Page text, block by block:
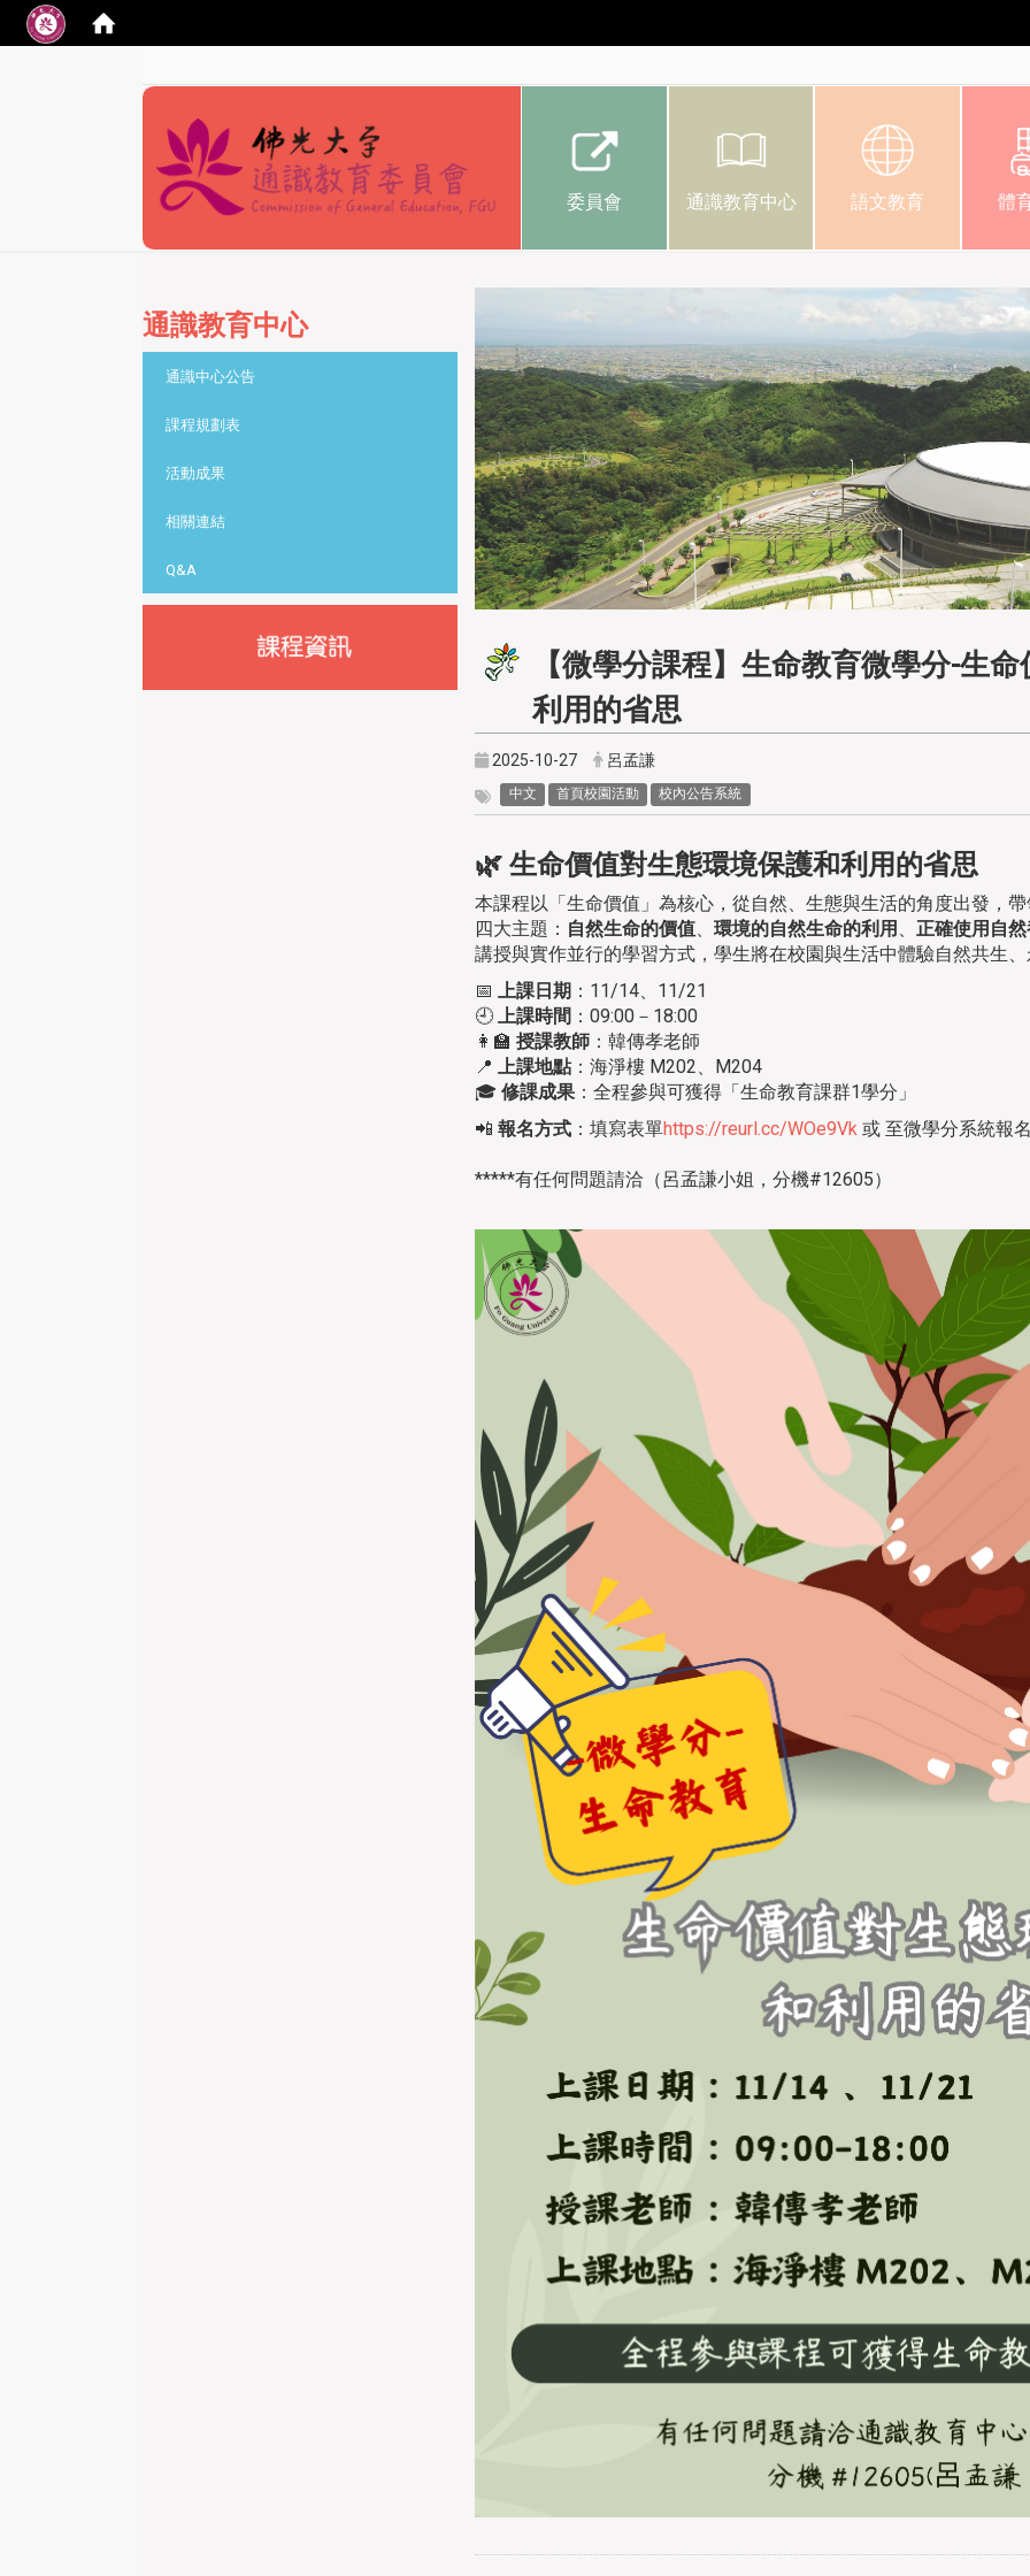
委員會 通識教育中心 語文教育 體
通識教育中心
通識中心公告
課程規劃表
活動成果
相關連結
Q&A
【微學分課程】生命教育微學分-生
利用的省思
2025-10-27 呂孟謙
中文 首頁校園活動 校內公告系統
🌿 生命價值對生態環境保護和利用的省思
本課程以「生命價值」為核心，從自然、生態與生活的角度出發，
四大主題： 自然生命的價值 環境的自然生命的利用
正確使用自
講授與實作並行的學習方式，學生將在校園與生活中體驗自然共生
📅
上課日期 ：11/14、11/21
🕘
上課時間 ：09:00－18:00
👩‍🏫 授課教師 ：韓傳孝老師
📍
上課地點 ：海淨樓 M202、M204
🎓 修課成果 ：全程參與可獲得「生命教育課群1學分」
📲 報名方式 ：填寫表單https://reurl.cc/WOe9Vk 或 至微學分系統報
*****有任何問題請洽（呂孟謙小姐，分機#12605）